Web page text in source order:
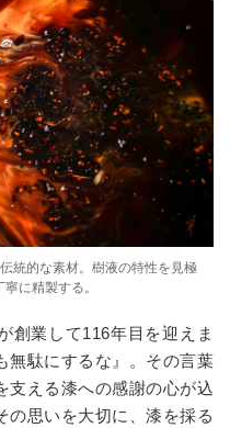
統的な素材。樹液の特性を見極
に精製する。
創業して116年目を迎えま
無駄にするな』。その言葉
支える漆への感謝の心が込
の思いを大切に、漆を採る